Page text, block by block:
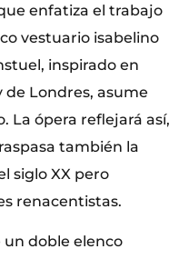
enfatiza el trabajo
vestuario isabelino
inspirado en
de Londres, asume
La ópera reflejará así,
también la
siglo XX pero
renacentistas.
doble elenco